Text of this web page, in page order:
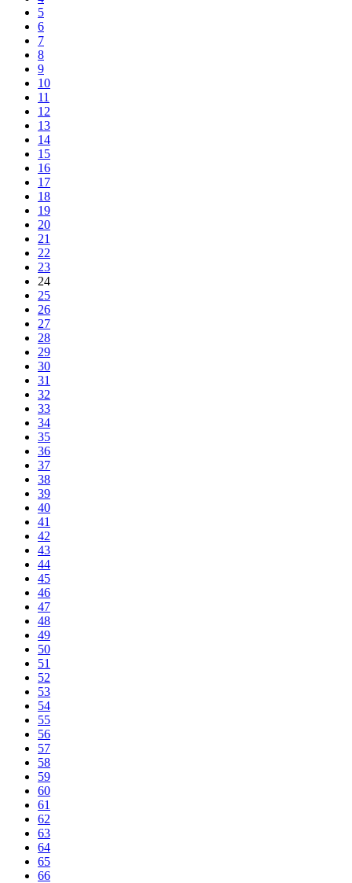
5
6
7
8
9
10
11
12
13
14
15
16
17
18
19
20
21
22
23
24
25
26
27
28
29
30
31
32
33
34
35
36
37
38
39
40
41
42
43
44
45
46
47
48
49
50
51
52
53
54
55
56
57
58
59
60
61
62
63
64
65
66